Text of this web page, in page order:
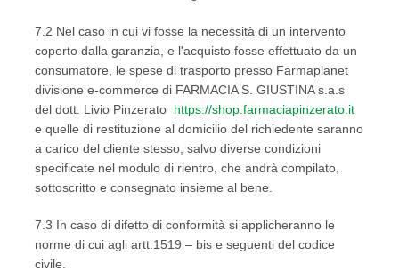
7.2 Nel caso in cui vi fosse la necessità di un intervento
coperto dalla garanzia, e l'acquisto fosse effettuato da un
consumatore, le spese di trasporto presso Farmaplanet
divisione e-commerce di FARMACIA S. GIUSTINA s.a.s
del dott. Livio Pinzerato https://shop.farmaciapinzerato.it
e quelle di restituzione al domicilio del richiedente saranno
a carico del cliente stesso, salvo diverse condizioni
specificate nel modulo di rientro, che andrà compilato,
sottoscritto e consegnato insieme al bene.
7.3 In caso di difetto di conformità si applicheranno le
norme di cui agli artt.1519 – bis e seguenti del codice
civile.